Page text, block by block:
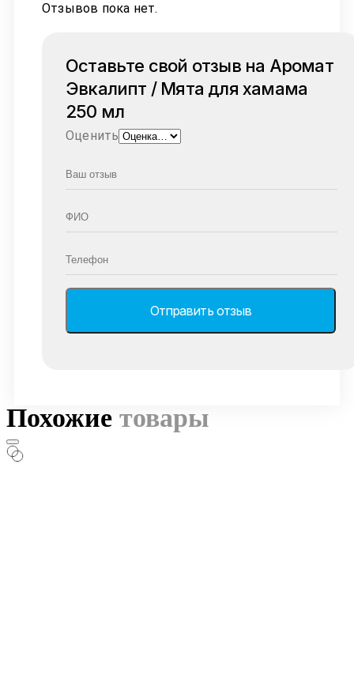
Отзывов пока нет.
Оставьте свой отзыв на Аромат
Эвкалипт / Мята для хамама
250 мл
Оценить
Похожие товары